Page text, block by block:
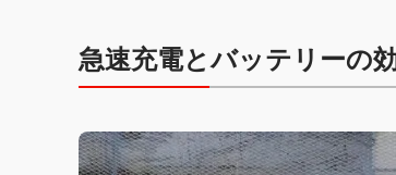
急速充電とバッテリーの